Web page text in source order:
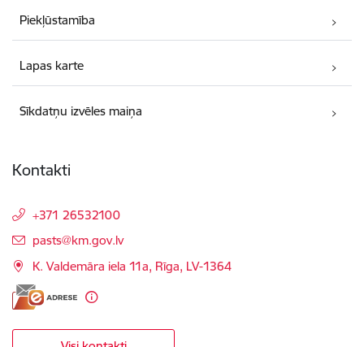
Piekļūstamība
Lapas karte
Sīkdatņu izvēles maiņa
Kontakti
+371 26532100
E-pasts:
pasts@km.gov.lv
K. Valdemāra iela 11a, Rīga, LV-1364